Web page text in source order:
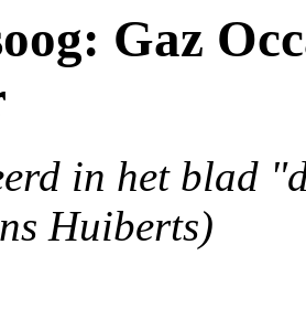
Gaz
in het blad
Huiberts)